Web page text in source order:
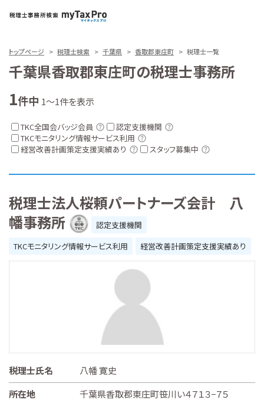
トップページ 税理士検索 千葉県 香取郡東庄町 税理士一覧
千葉県香取郡東庄町の税理士事務所
1件中 1～1件を表示
TKC全国会バッジ会員
認定支援機関
TKCモニタリング情報サービス利用
経営改善計画策定支援実績あり
スタッフ募集中
税理士法人桜頼パートナーズ会計 八
幡事務所
認定支援機関
TKCモニタリング情報サービス利用
経営改善計画策定支援実績あり
税理士氏名
八幡 寛史
所在地
千葉県香取郡東庄町笹川い４７１３−７５